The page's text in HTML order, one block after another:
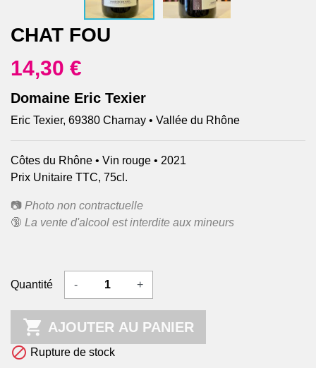
CHAT FOU
14,30 €
Domaine Eric Texier
Eric Texier, 69380 Charnay • Vallée du Rhône
Côtes du Rhône • Vin rouge • 2021
Prix Unitaire TTC, 75cl.
📷 Photo non contractuelle
🔞 La vente d'alcool est interdite aux mineurs
Quantité - +
 AJOUTER AU PANIER
 Rupture de stock